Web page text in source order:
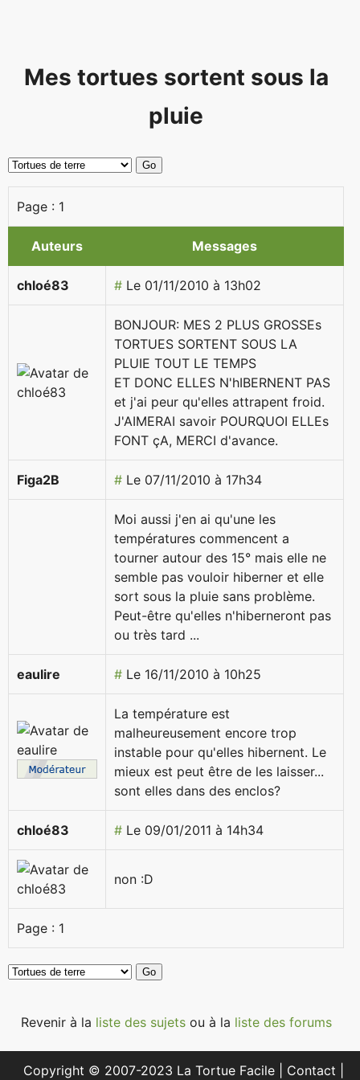
Mes tortues sortent sous la
pluie
Page : 1
Auteurs Messages
chloé83 # Le 01/11/2010 à 13h02
BONJOUR: MES 2 PLUS GROSSEs
TORTUES SORTENT SOUS LA
PLUIE TOUT LE TEMPS
ET DONC ELLES N'hIBERNENT PAS
et j'ai peur qu'elles attrapent froid.
J'AIMERAI savoir POURQUOI ELLEs
FONT çA, MERCI d'avance.
Figa2B # Le 07/11/2010 à 17h34
Moi aussi j'en ai qu'une les
températures commencent a
tourner autour des 15° mais elle ne
semble pas vouloir hiberner et elle
sort sous la pluie sans problème.
Peut-être qu'elles n'hiberneront pas
ou très tard ...
eaulire # Le 16/11/2010 à 10h25
La température est
malheureusement encore trop
instable pour qu'elles hibernent. Le
mieux est peut être de les laisser...
sont elles dans des enclos?
chloé83 # Le 09/01/2011 à 14h34
non :D
Page : 1
Revenir à la liste des sujets ou à la liste des forums
Copyright © 2007-2023 La Tortue Facile | Contact